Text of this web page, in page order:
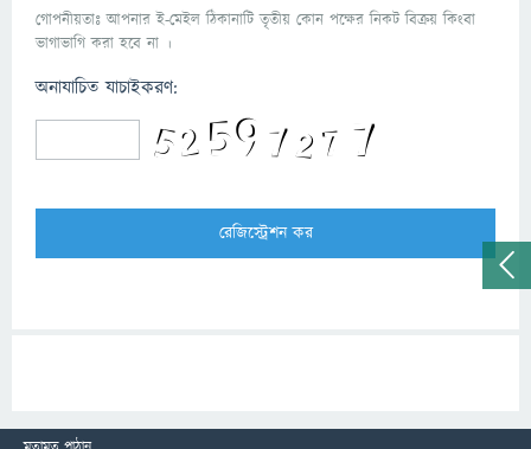
গোপনীয়তাঃ আপনার ই-মেইল ঠিকানাটি তৃতীয় কোন পক্ষের নিকট বিক্রয় কিংবা
ভাগাভাগি করা হবে না ।
অনাযাচিত যাচাইকরণ: